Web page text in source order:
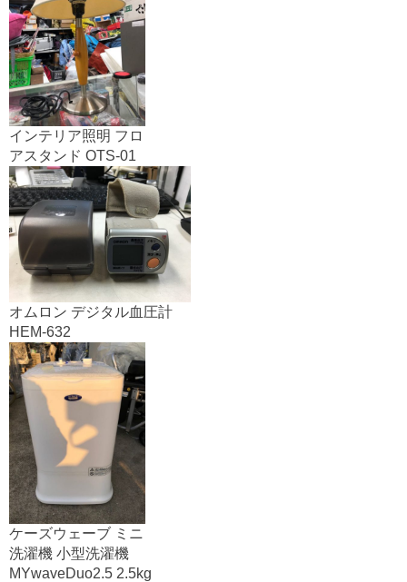
インテリア照明 フロ
アスタンド OTS-01
オムロン デジタル血圧計
HEM-632
ケーズウェーブ ミニ
洗濯機 小型洗濯機
MYwaveDuo2.5 2.5kg